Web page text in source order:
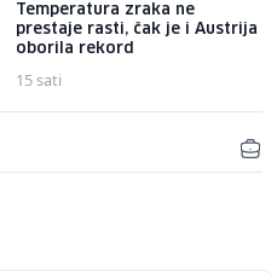
Temperatura zraka ne
prestaje rasti, čak je i Austrija
oborila rekord
15 sati